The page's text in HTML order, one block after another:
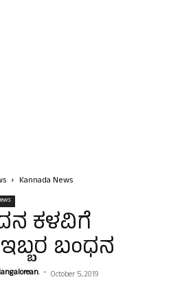
Kannada News
ಕಳವಿಗೆ
ಇಬ್ಬರ ಬಂಧನ
- October 5, 2019